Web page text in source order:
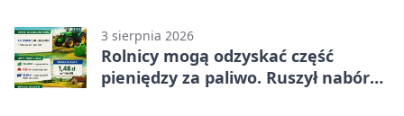
3 sierpnia 2026
Rolnicy mogą odzyskać część
pieniędzy za paliwo. Ruszył nabór